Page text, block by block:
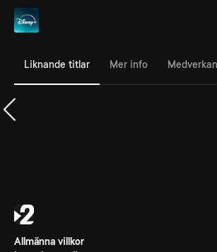
Liknande titlar Mer info
Allmänna villkor